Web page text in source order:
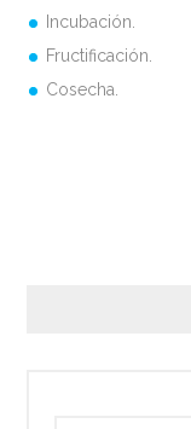
Incubación.
Fructificación.
Cosecha.